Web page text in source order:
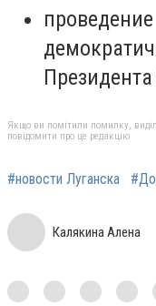
Якщо ви помітили помилку,
повідомити про це редакцію
#новости Луганска
Калякина Алена